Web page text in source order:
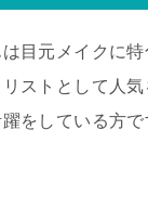
目元メイクに
ストとして人気
をしている方で